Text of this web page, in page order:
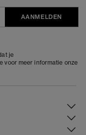
AANMELDEN
je
voor meer informatie onze